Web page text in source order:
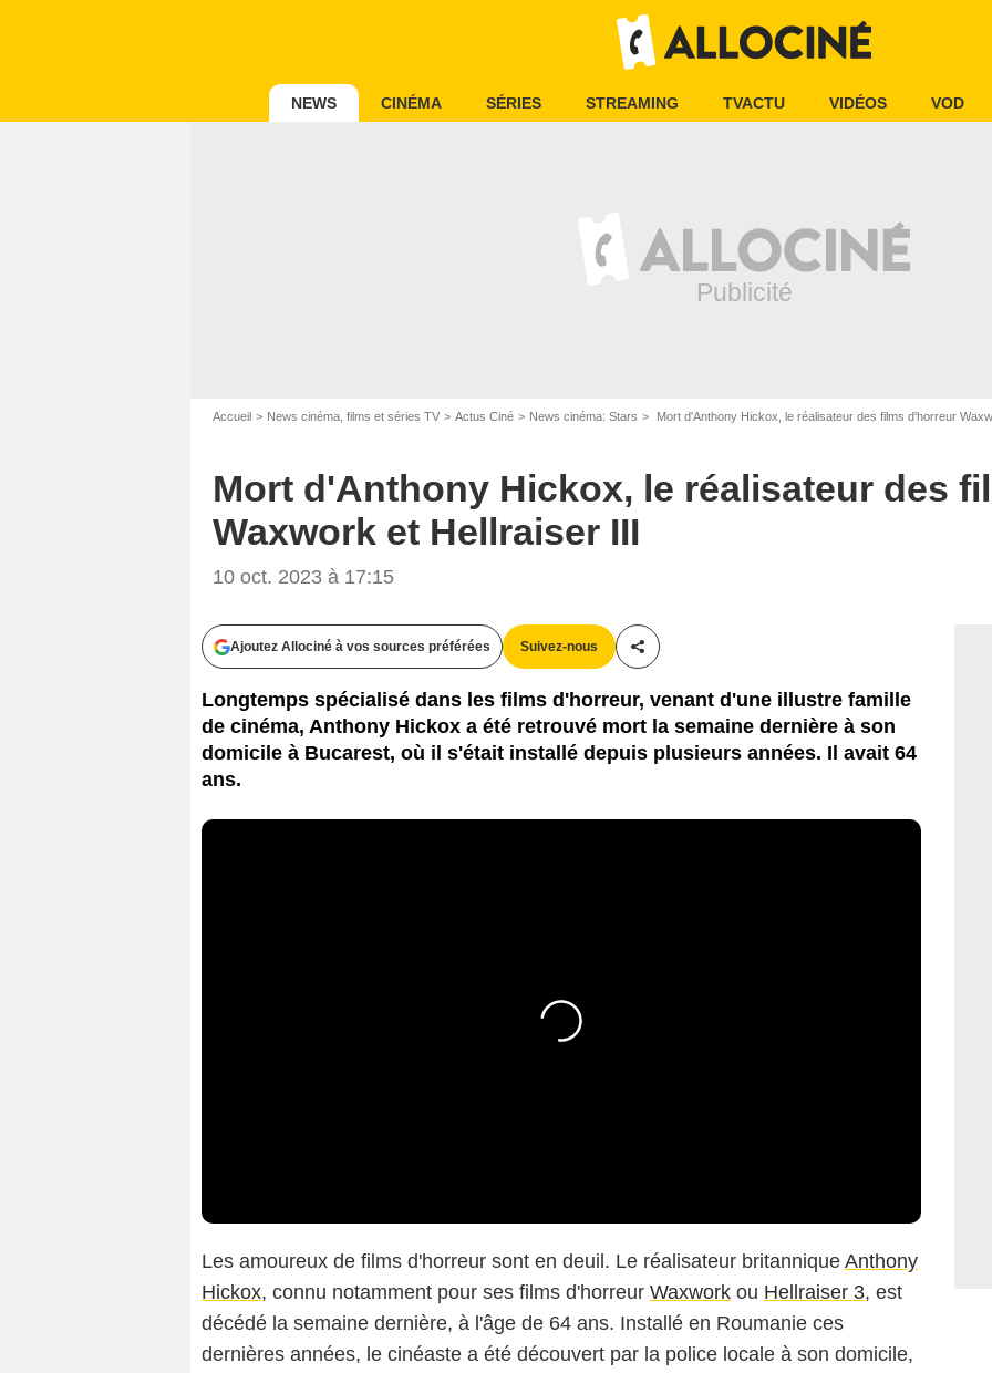
NEWS CINÉMA SÉRIES STREAMING TVACTU VIDÉOS VOD
Accueil News cinéma, films et séries TV Actus Ciné News cinéma: Stars Mort d'Anthony Hickox, le réalisateur des films d'horreur
Mort d'Anthony Hickox, le réalisateur des
Waxwork et Hellraiser III
10 oct. 2023 à 17:15
Ajoutez Allociné à vos sources préférées Suivez-nous
Partager cet article
Longtemps spécialisé dans les films d'horreur, venant d'une illustre famille
de cinéma, Anthony Hickox a été retrouvé mort la semaine dernière à son
domicile à Bucarest, où il s'était installé depuis plusieurs années. Il avait 64
ans.
Les amoureux de films d'horreur sont en deuil. Le réalisateur britannique Anthony
Hickox, connu notamment pour ses films d'horreur Waxwork ou Hellraiser 3, est
décédé la semaine dernière, à l'âge de 64 ans. Installé en Roumanie ces
dernières années, le cinéaste a été découvert par la police locale à son domicile,